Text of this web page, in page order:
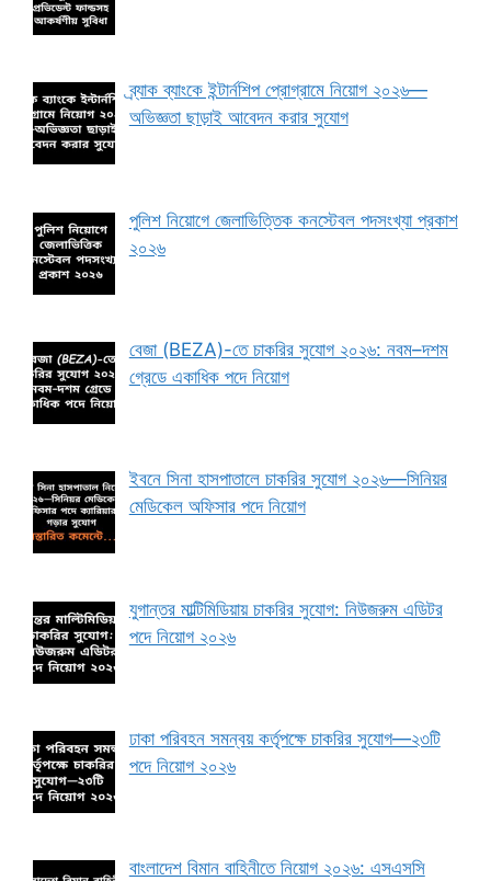
ব্র্যাক ব্যাংকে ইন্টার্নশিপ প্রোগ্রামে নিয়োগ ২০২৬—
অভিজ্ঞতা ছাড়াই আবেদন করার সুযোগ
পুলিশ নিয়োগে জেলাভিত্তিক কনস্টেবল পদসংখ্যা প্রকাশ
২০২৬
বেজা (BEZA)-তে চাকরির সুযোগ ২০২৬: নবম–দশম
গ্রেডে একাধিক পদে নিয়োগ
ইবনে সিনা হাসপাতালে চাকরির সুযোগ ২০২৬—সিনিয়র
মেডিকেল অফিসার পদে নিয়োগ
যুগান্তর মাল্টিমিডিয়ায় চাকরির সুযোগ: নিউজরুম এডিটর
পদে নিয়োগ ২০২৬
ঢাকা পরিবহন সমন্বয় কর্তৃপক্ষে চাকরির সুযোগ—২৩টি
পদে নিয়োগ ২০২৬
বাংলাদেশ বিমান বাহিনীতে নিয়োগ ২০২৬: এসএসসি